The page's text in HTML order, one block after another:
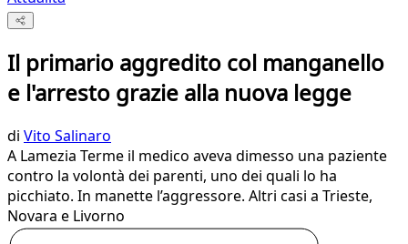
Il primario aggredito col manganello
e l'arresto grazie alla nuova legge
di Vito Salinaro
A Lamezia Terme il medico aveva dimesso una paziente
contro la volontà dei parenti, uno dei quali lo ha
picchiato. In manette l’aggressore. Altri casi a Trieste,
Novara e Livorno